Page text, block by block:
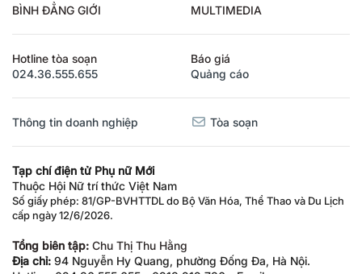
BÌNH ĐẲNG GIỚI MULTIMEDIA
Hotline tòa soạn
024.36.555.655
Báo giá
Quảng cáo
Thông tin doanh nghiệp Tòa soạn
Tạp chí điện tử Phụ nữ Mới
Thuộc Hội Nữ trí thức Việt Nam
Số giấy phép: 81/GP-BVHTTDL do Bộ Văn Hóa, Thể Thao và Du Lịch
cấp ngày 12/6/2026.
Tổng biên tập: Chu Thị Thu Hằng
Địa chỉ: 94 Nguyễn Hy Quang, phường Đống Đa, Hà Nội.